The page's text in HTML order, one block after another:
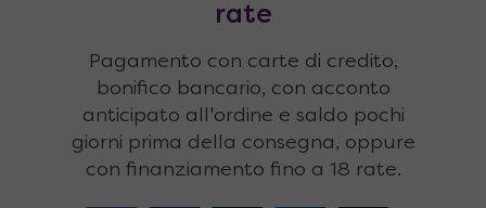
rate
Pagamento con carte di credito,
bonifico bancario, con acconto
anticipato all'ordine e saldo pochi
giorni prima della consegna, oppure
con finanziamento fino a 18 rate.